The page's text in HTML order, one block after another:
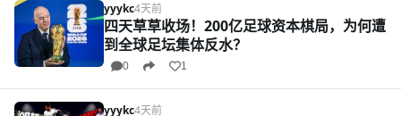
yyykc4天前
四天草草收场！200亿足球资本棋局，为何遭
到全球足坛集体反水？
0 1
yyykc4天前